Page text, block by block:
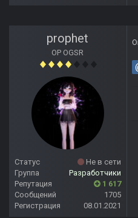
prophet
OP OGSR
Статус
Не в сети
Группа
Разработчики
Репутация
1 617
Сообщений
1705
Регистрация
08.01.2021